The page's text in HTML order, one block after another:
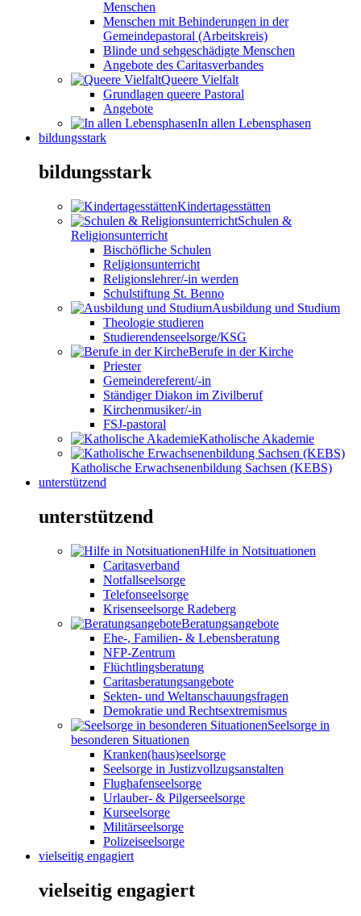
Menschen
Menschen mit Behinderungen in der
Gemeindepastoral (Arbeitskreis)
Blinde und sehgeschädigte Menschen
Angebote des Caritasverbandes
Queere Vielfalt
Grundlagen queere Pastoral
Angebote
In allen Lebensphasen
bildungsstark
bildungsstark
Kindertagesstätten
Schulen &
Religionsunterricht
Bischöfliche Schulen
Religionsunterricht
Religionslehrer/-in werden
Schulstiftung St. Benno
Ausbildung und Studium
Theologie studieren
Studierendenseelsorge/KSG
Berufe in der Kirche
Priester
Gemeindereferent/-in
Ständiger Diakon im Zivilberuf
Kirchenmusiker/-in
FSJ-pastoral
Katholische Akademie
Katholische Erwachsenenbildung Sachsen (KEBS)
unterstützend
unterstützend
Hilfe in Notsituationen
Caritasverband
Notfallseelsorge
Telefonseelsorge
Krisenseelsorge Radeberg
Beratungsangebote
Ehe-, Familien- & Lebensberatung
NFP-Zentrum
Flüchtlingsberatung
Caritasberatungsangebote
Sekten- und Weltanschauungsfragen
Demokratie und Rechtsextremismus
Seelsorge in
besonderen Situationen
Kranken(haus)seelsorge
Seelsorge in Justizvollzugsanstalten
Flughafenseelsorge
Urlauber- & Pilgerseelsorge
Kurseelsorge
Militärseelsorge
Polizeiseelsorge
vielseitig engagiert
vielseitig engagiert